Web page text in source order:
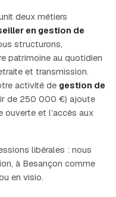
deux métiers
en gestion de
structurons,
patrimoine au quotidien
et transmission.
activité de gestion de
de 250 000 €) ajoute
ouverte et l’accès aux
libérales : nous
à Besançon comme
en visio.